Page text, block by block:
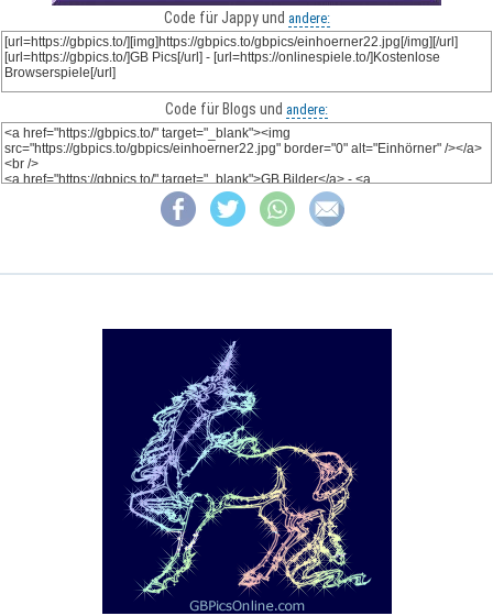
Code für Jappy und andere:
Code für Blogs und andere: